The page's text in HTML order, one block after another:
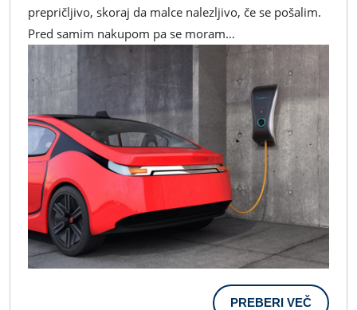
Letošnjega
Leta
prepričljivo, skoraj da malce nalezljivo, če se pošalim.
Pred samim nakupom pa se moram…
PREBERI VEČ